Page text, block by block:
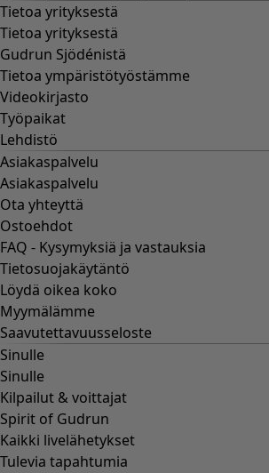
Tietoa yrityksestä
Tietoa yrityksestä
Gudrun Sjödénistä
Tietoa ympäristötyöstämme
Videokirjasto
Työpaikat
Lehdistö
Asiakaspalvelu
Asiakaspalvelu
Ota yhteyttä
Ostoehdot
FAQ - Kysymyksiä ja vastauksia
Tietosuojakäytäntö
Löydä oikea koko
Myymälämme
Saavutettavuusseloste
Sinulle
Sinulle
Kilpailut & voittajat
Spirit of Gudrun
Kaikki livelähetykset
Tulevia tapahtumia